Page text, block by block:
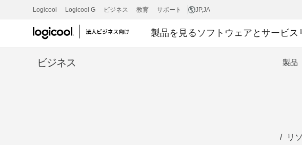
導Logicool Logicool G ビジネス 教育 サポート JP,JA
製品を見る ソフトウェアとサービス
ビジネス 製品
リ